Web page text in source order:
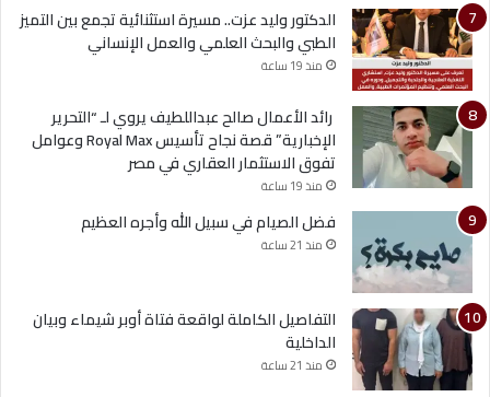
الدكتور وليد عزت.. مسيرة استثنائية تجمع بين التميز
الطبي والبحث العلمي والعمل الإنساني
منذ 19 ساعة
رائد الأعمال صالح عبداللطيف يروي لـ “التحرير
الإخبارية” قصة نجاح تأسيس Royal Max وعوامل
تفوق الاستثمار العقاري في مصر
منذ 19 ساعة
فضل الصيام في سبيل الله وأجره العظيم
منذ 21 ساعة
التفاصيل الكاملة لواقعة فتاة أوبر شيماء وبيان
الداخلية
منذ 21 ساعة